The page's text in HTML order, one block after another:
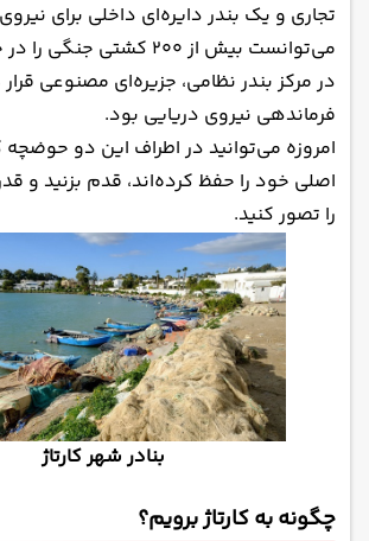
تجاری و یک بندر دایره‌ای داخلی برای
می‌توانست بیش از 200 کشتی
در مرکز بندر نظامی، جزیره‌ای مصنوعی
فرماندهی نیروی دریایی بود.
امروزه می‌توانید در اطراف این دو
اصلی خود را حفظ کرده‌اند، قدم بزنید و
را تصور کنید.
بنادر شهر کارتاژ
چگونه به کارتاژ برویم؟